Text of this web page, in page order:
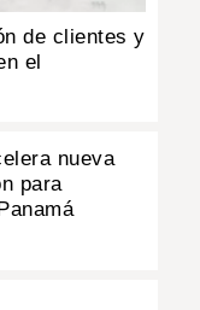
de clientes y
el
nueva
para